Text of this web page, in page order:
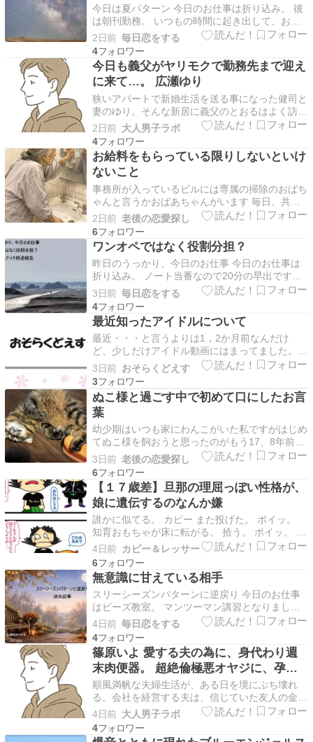
今日は夏パターン 今日のお仕事は折り込み。 彼
は朝刊勤務。 いつもの時間に起き出して、お風
呂のスイッチも入れた。 具だくさん味噌汁（に
んじん、さつまいも、しいたけ、高野豆腐、な
す、みょうが）も作り始めて…… 7時25分を過ぎ
ても帰ってこないので、今日は夏パターンなのか
な。 お味…
2日前 毎日恋をする
4
今日も義父がヤリモクで勤務先まで迎え
に来て…。 広瀬ゆり
狭いアパートで新婚生活を送る事になった健司と
妻のゆり。そんな新居に義父のとおるはよく訪ね
てきていた。息子夫婦思いの良き義父…それは表
の顔で実は美人のゆりに忌まわしい欲望を抱いて
いたのだ。そして、ブレーキの効かなくなった義
父は仕事帰りのゆりを車で待ち伏せ、適当な口実
を添えて家に連れ…
2日前 大人男子ラボ
4
お給料をもらっている限りしないといけ
ないこと
事務所が入っているビルには専属の掃除のおばち
ゃんと言うかおばあちゃんがいます 毎日、共用
の廊下とトイレを掃除しに回ってくれてます 会
って挨拶するとちょっと世間話がはじまり孫の話
が止まりません 耳が遠いので後ろから お疲れ様
ですー！とか言っても無視されますw 憎めない人
です ただ…
2日前 老後の恋愛探し
6
ワンオペではなく役割分担？
昨日のうっかり、今日のお仕事 今日のお仕事は
折り込み。 ノート当番なので20分の早出です。
こんな日の朝も、いつも通りに起き出して、いつ
も通りに7時5分までには身支度が終わった。 時
計を見て、しばし考える。 『そういえば、今日
の彼のシフトって何だ？』 4日だからミーティン
グの日…
3日前 毎日恋をする
4
最近知ったアイドルについて
最近・・・と言うよりは1，2か月前なんだけ
ど、少しだけアイドル動画にはまってました。
見てたのは ・FRUITS ZIPPER ・CANDY TUNE
・SWEET STEADY ・CUTIE STREET になる。
２，３年前にK-POPよく見てた。 （今は見てな
い） ↓当時の…
3日前 おそらくどえす
3
ぬこ様と過ごす中で初めて口にしたお言
葉
幼少期はいつも家にわんこがいた私ですがはじめ
てぬこ様を飼おうと思ったのがもう17、8年前に
なるでしょうか 当時、子供たちと車ででかけて
いた時にセンターラインにうずくまる猫を見つけ
ましたひかれたであろうその猫は鼻血を出してお
り、動けない状態でした そのにゃんこを病院へ
連れて行きそ…
3日前 老後の恋愛探し
6
【１７歳差】旦那の理屈っぽい性格が、
娘に遺伝するのなんか嫌
誰かに似てる。 カピー また投げた。 ポイッ。
知育おもちゃが床に転がる。 拾う。 ポイッ。 ま
た転がる。 ……エンドレスである。 もちろん赤
ちゃんだから普通だ。 投げて、音がして、拾っ
てもらって、また投げる。 全部遊び。 頭ではち
ゃんと分かっている。 でも今日は、ふと違うこ
と…
4日前 カピー＆レッサー
6
無意識に甘えている相手
スリーシーズンパターンに逆戻り 今日のお仕事
はビーズ教室。 マンツーマン講習となりまし
た。 そんな今日はとっても涼しい。 最高気温の
予想も27度程度。 朝、起きた時の気温も22.8度
とずいぶん涼しい。 この間までの最低気温26度
台の世界とは大違い。 『これだけ涼しいと……
どうだ…
4日前 毎日恋をする
4
篠原いよ 愛する夫の為に、身代わり週
末肉便器。 超絶倫極悪オヤジに、孕む
まで何度も中出しされ続けて…。
順風満帆な夫婦生活が、ある日を境にぶち壊れ
る。会社を経営する夫は、信じていた友人の金貸
しに裏切られ多額の借金を背負い倒産に追い込ま
れてしまう。なんとか幸せだったあの頃に戻りた
い妻は、夫に内緒で金貸しに会う事に。「旦那を
4日前 大人男子ラボ
4